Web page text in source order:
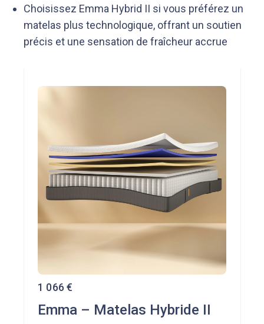
Choisissez Emma Hybrid II si vous préférez un
matelas plus technologique, offrant un soutien
précis et une sensation de fraîcheur accrue
Emma – Matelas Hybride II
1 066€